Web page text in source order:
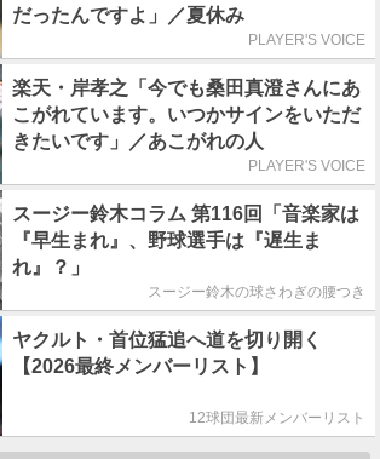
だったんですよ」／夏休み
PLAYER'S VOICE
楽天・岸孝之「今でも桑田真澄さんにあ
こがれています。いつかサインをいただ
きたいです」／あこがれの人
PLAYER'S VOICE
スージー鈴木コラム 第116回「音楽家は
『早生まれ』、野球選手は『遅生ま
れ』？」
スージー鈴木の球さわぎの腰つき
ヤクルト・首位猛追へ道を切り開く
【2026最終メンバーリスト】
12球団最新メンバーリスト